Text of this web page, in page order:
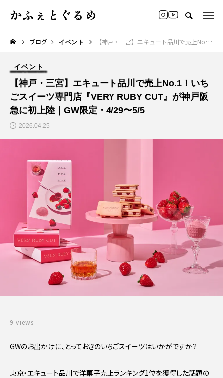
かふぇとぐるめ
ブログ イベント 【神戸・三宮】エキュート品川で売上No.1！いちごスイーツ専門店『VERY RUBY CUT』が神戸阪急に初上陸｜GW限定・4/29〜5/5
イベント
【神戸・三宮】エキュート品川で売上No.1！いち
ごスイーツ専門店『VERY RUBY CUT』が神戸阪
急に初上陸｜GW限定・4/29〜5/5
2026.04.25
9 views
GWのお出かけに、とっておきのいちごスイーツはいかがですか？
東京・エキュート品川で洋菓子売上ランキング1位を獲得した話題の